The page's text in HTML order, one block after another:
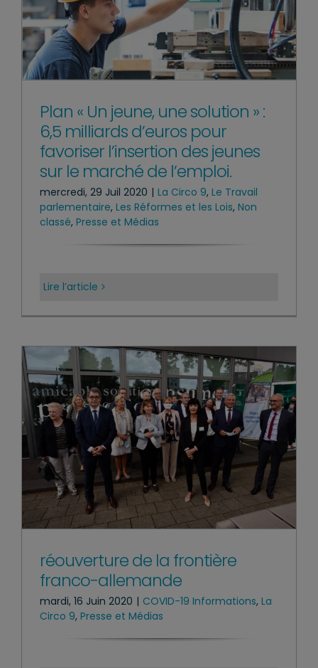
Plan « Un jeune, une solution » :
6,5 milliards d’euros pour
favoriser l’insertion des jeunes
sur le marché de l’emploi.
mercredi, 29 Juil 2020 | La Circo 9, Le Travail
parlementaire, Les Réformes et les Lois, Non
classé, Presse et Médias
Lire l’article
réouverture de la frontière
franco-allemande
mardi, 16 Juin 2020 | COVID-19 Informations, La
Circo 9, Presse et Médias